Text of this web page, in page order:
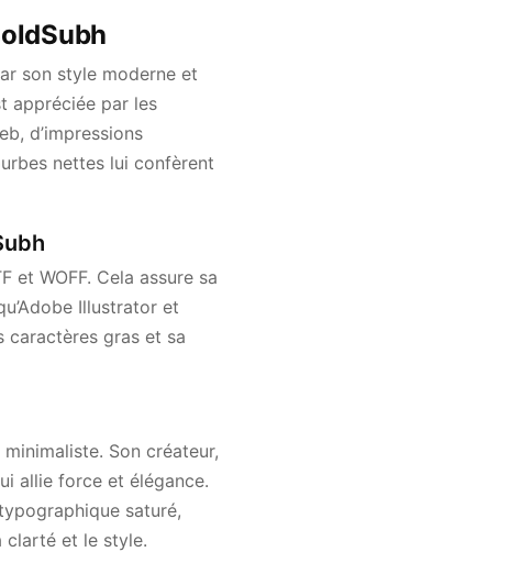
son style moderne et
appréciée par les
d’impressions
nettes lui confèrent
et WOFF. Cela assure sa
Illustrator et
caractères gras et sa
Son créateur,
allie force et élégance.
saturé,
clarté et le style.